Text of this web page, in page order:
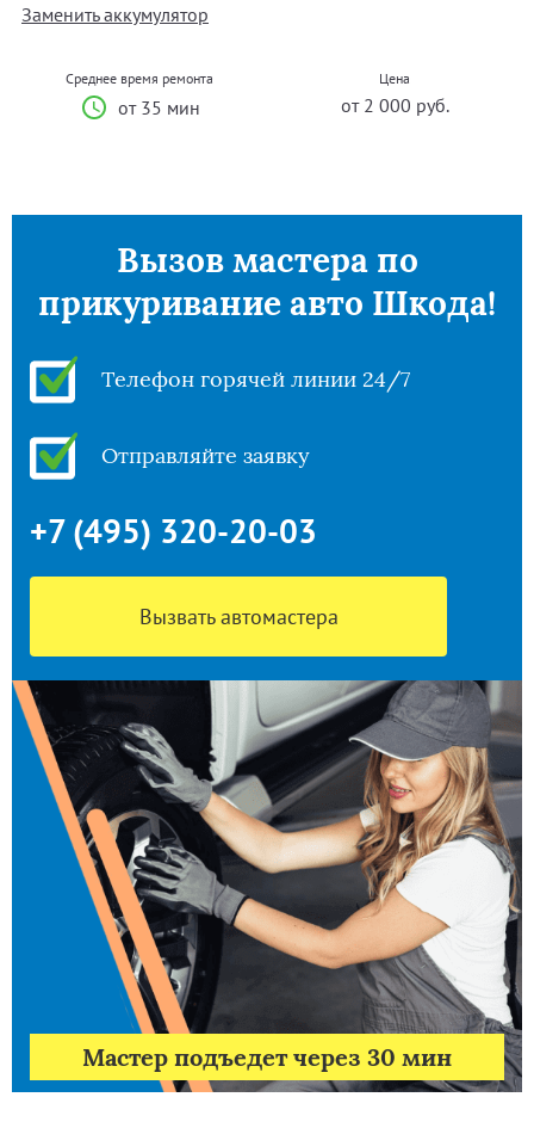
Заменить аккумулятор
Среднее время ремонта
от 35 мин
Цена
от 2 000 руб.
Мастер подъедет через 30 мин
Вызов мастера по
прикуривание авто Шкода!
Телефон горячей линии 24/7
Отправляйте заявку
+7 (495) 320-20-03
Вызвать автомастера